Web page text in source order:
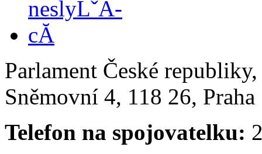
Parlament České
Sněmovní 4, 118 26,
Telefon na spojovatelku: